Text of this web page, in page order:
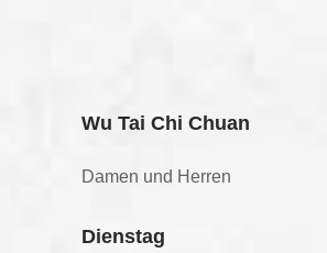
Wu Tai Chi Chuan
Damen und Herren
Dienstag